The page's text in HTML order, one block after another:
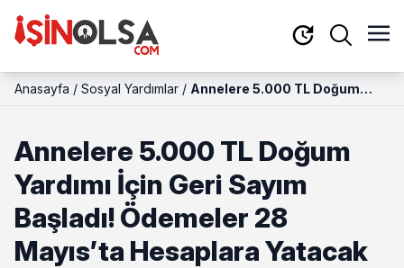
Anasayfa / Sosyal Yardımlar / Annelere 5.000 TL Doğum
Hesaplara Yatacak
Annelere 5.000 TL Doğum
Yardımı İçin Geri Sayım
Başladı! Ödemeler 28
Mayıs’ta Hesaplara Yatacak